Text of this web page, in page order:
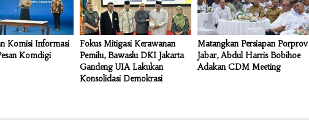
Komisi Informasi
Komdigi
Fokus Mitigasi Kerawanan
Pemilu, Bawaslu DKI Jakarta
Gandeng UIA Lakukan
Konsolidasi Demokrasi
Matangkan Persiapan Porprov
Jabar, Abdul Harris Bobihoe
Adakan CDM Meeting